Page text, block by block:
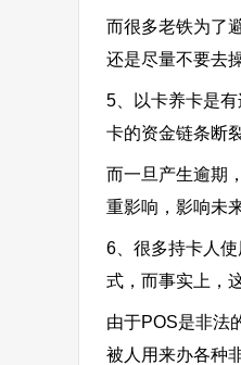
而很多老铁为了
还是尽量不要去
5、以卡养卡是
卡的资金链条断
而一旦产生逾期
重影响，影响未
6、很多持卡人
式，而事实上，
由于POS是非法
被人用来办各种